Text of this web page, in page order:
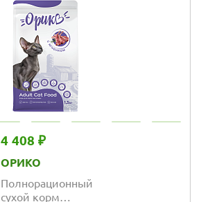
4 408 ₽
ОРИКО
Полнорационный
сухой корм